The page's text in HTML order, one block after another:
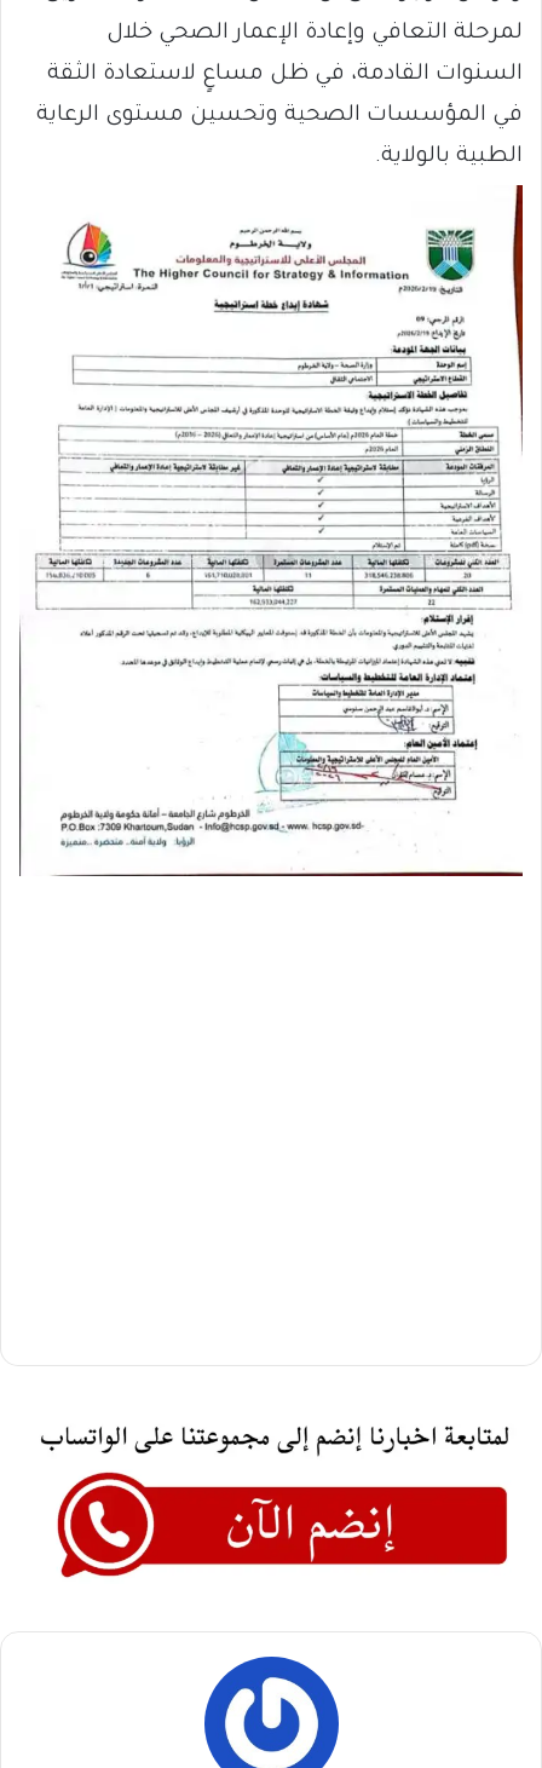
لمرحلة التعافي وإعادة الإعمار الصحي خلال
السنوات القادمة، في ظل مساعٍ لاستعادة الثقة
في المؤسسات الصحية وتحسين مستوى الرعاية
الطبية بالولاية.